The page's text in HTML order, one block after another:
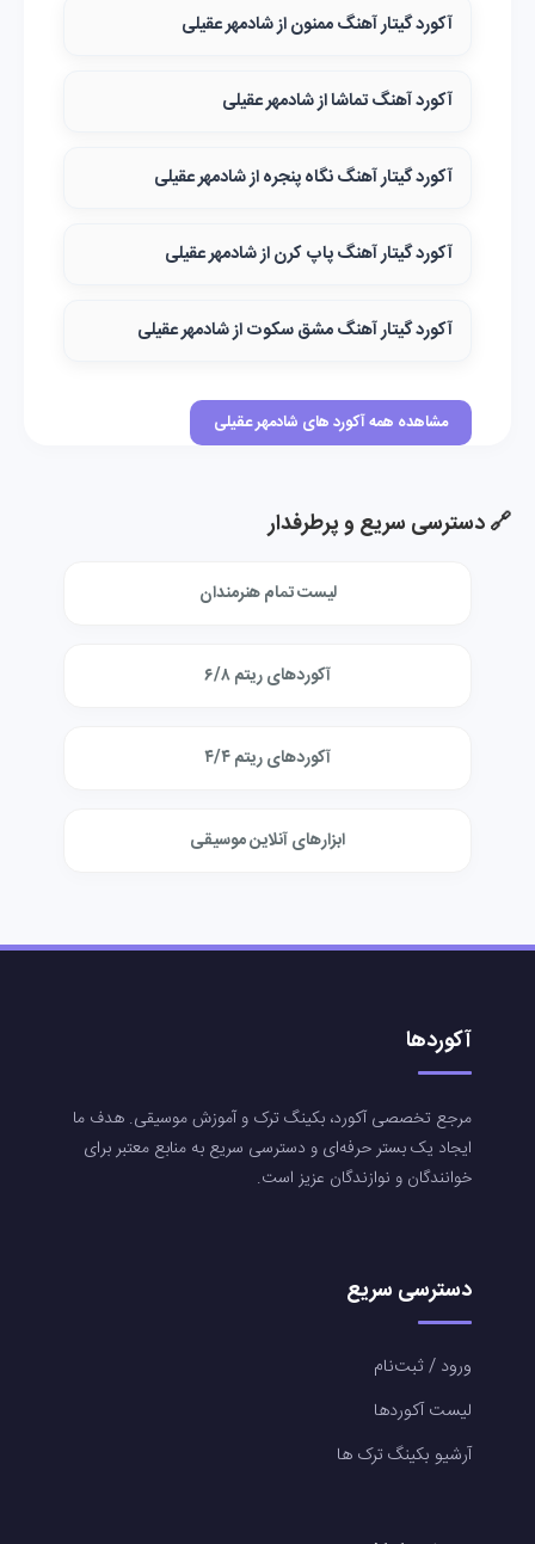
آکورد گیتار آهنگ ممنون از شادمهر عقیلی
آکورد آهنگ تماشا از شادمهر عقیلی
آکورد گیتار آهنگ نگاه پنجره از شادمهر عقیلی
آکورد گیتار آهنگ پاپ کرن از شادمهر عقیلی
آکورد گیتار آهنگ مشق سکوت از شادمهر عقیلی
مشاهده همه آکورد های شادمهر عقیلی
🔗 دسترسی سریع و پرطرفدار
لیست تمام هنرمندان
آکوردهای ریتم ۶/۸
آکوردهای ریتم ۴/۴
ابزارهای آنلاین موسیقی
آکوردها
مرجع تخصصی آکورد، بکینگ ترک و آموزش موسیقی. هدف ما
ایجاد یک بستر حرفه‌ای و دسترسی سریع به منابع معتبر برای
خوانندگان و نوازندگان عزیز است.
دسترسی سریع
ورود / ثبت‌نام
لیست آکوردها
آرشیو بکینگ ترک ها